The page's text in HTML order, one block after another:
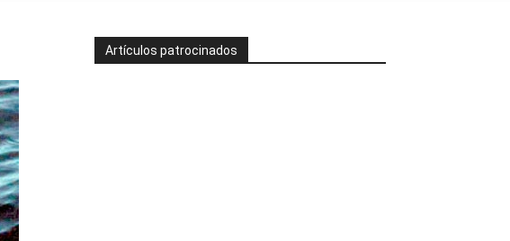
Artículos patrocinados